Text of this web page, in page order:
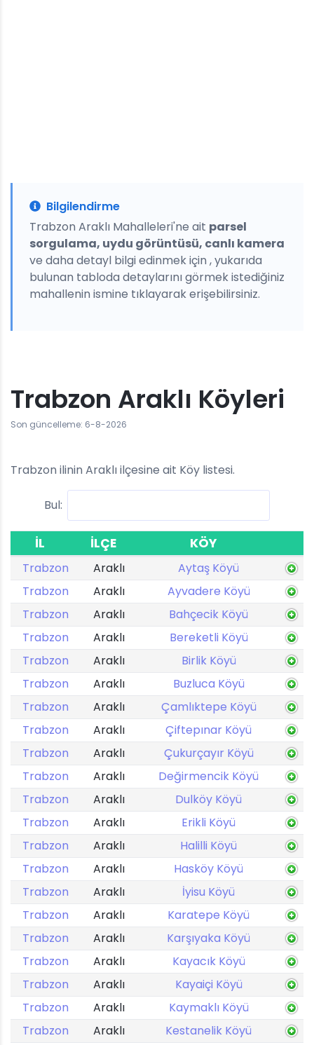
Bilgilendirme
Trabzon Araklı Mahalleleri'ne ait parsel
sorgulama, uydu görüntüsü, canlı kamera
ve daha detayl bilgi edinmek için , yukarıda
bulunan tabloda detaylarını görmek istediğiniz
mahallenin ismine tıklayarak erişebilirsiniz.
Trabzon Araklı Köyleri
Son güncelleme: 6-8-2026
Trabzon ilinin Araklı ilçesine ait Köy listesi.
Bul:
İL İLÇE KÖY
Trabzon Araklı
Aytaş Köyü
Trabzon
Araklı
Ayvadere Köyü
Trabzon
Araklı
Bahçecik Köyü
Trabzon
Araklı
Bereketli Köyü
Trabzon
Araklı
Birlik Köyü
Trabzon
Araklı
Buzluca Köyü
Trabzon
Araklı
Çamlıktepe Köyü
Trabzon
Araklı
Çiftepınar Köyü
Trabzon
Araklı
Çukurçayır Köyü
Trabzon
Araklı
Değirmencik Köyü
Trabzon
Araklı
Dulköy Köyü
Trabzon
Araklı
Erikli Köyü
Trabzon
Araklı
Halilli Köyü
Trabzon
Araklı
Hasköy Köyü
Trabzon
Araklı
İyisu Köyü
Trabzon
Araklı
Karatepe Köyü
Trabzon
Araklı
Karşıyaka Köyü
Trabzon
Araklı
Kayacık Köyü
Trabzon
Araklı
Kayaiçi Köyü
Trabzon
Araklı
Kaymaklı Köyü
Trabzon
Araklı
Kestanelik Köyü